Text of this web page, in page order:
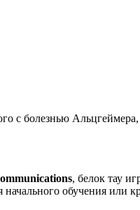
с болезнью
, белок тау
обучения или